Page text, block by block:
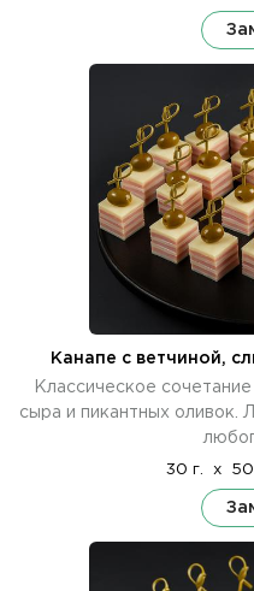
Канапе с ветчиной,
Классическое
сыра и пикантных оливок.
30 г. x